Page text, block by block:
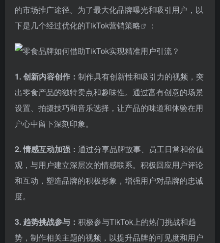
的市场推广途径。为了最大化品牌曝光和吸引用户，以
下是几个经过优化的TikTok营销策略 ：
1. 创新内容创作： 制作具有创新性和吸引力的视频，突
出零食产品的独特卖点和趣味性。通过富有创意的场景
设置、拍摄技巧和音乐选择，让产品的味道和体验在用
户心中留下深刻印象。
2. 情感互动加强： 通过分享品牌故事、员工日常和价值
观，与用户建立深层次的情感联系。积极回应用户评论
和互动，塑造品牌的积极形象，增强用户对品牌的忠诚
度。
3. 趋势挑战参与： 积极参与TikTok上的热门挑战和趋
势，制作相关主题的视频，以提升品牌的可见度和用户